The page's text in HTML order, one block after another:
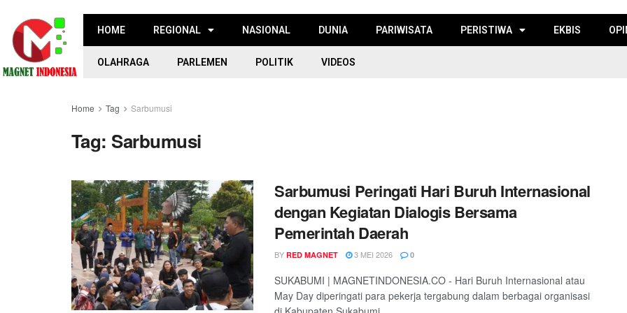
HOME REGIONAL NASIONAL DUNIA PARIWISATA PERISTIWA EKBIS
OLAHRAGA PARLEMEN POLITIK VIDEOS
Home Tag Sarbumusi
Tag: Sarbumusi
Sarbumusi Peringati Hari Buruh Internasional
dengan Kegiatan Dialogis Bersama
Pemerintah Daerah
BY RED MAGNET 3 MEI 2026 0
SUKABUMI | MAGNETINDONESIA.CO - Hari Buruh Internasional atau
May Day diperingati para pekerja tergabung dalam berbagai organisasi